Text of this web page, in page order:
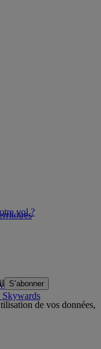
vol ?
Skywards
S’abonner
de vos données,